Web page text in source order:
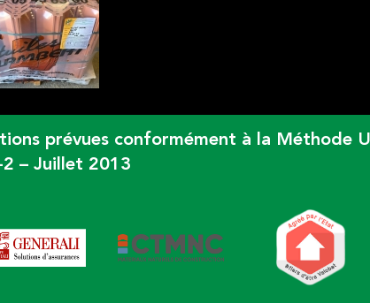
prévues conformément à la Méthode
– Juillet 2013